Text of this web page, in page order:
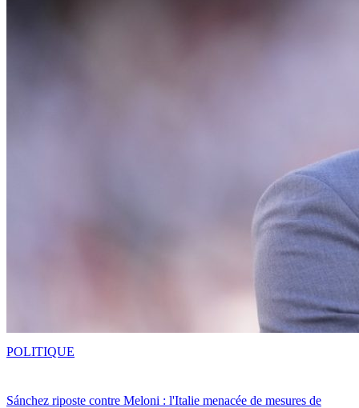
Sánchez riposte contre Meloni : l'Italie menacée de mesures de
POLITIQUE